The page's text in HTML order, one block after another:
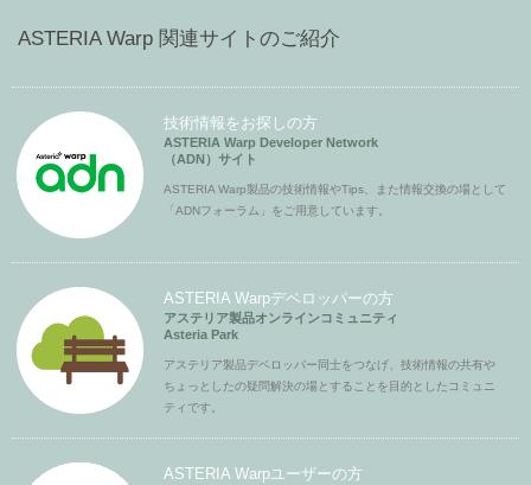
ASTERIA Warp 関連サイトのご紹介
技術情報をお探しの方
ASTERIA Warp Developer Network
（ADN）サイト
ASTERIA Warp製品の技術情報やTips、また情報交換の場として
「ADNフォーラム」をご用意しています。
ASTERIA Warpデベロッパーの方
アステリア製品オンラインコミュニティ
Asteria Park
アステリア製品デベロッパー同士をつなげ、技術情報の共有や
ちょっとしたの疑問解決の場とすることを目的としたコミュニ
ティです。
ASTERIA Warpユーザーの方